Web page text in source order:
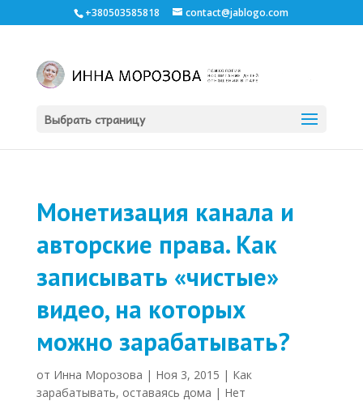
+380503585818 contact@jablogo.com
Выбрать страницу
Монетизация канала и
авторские права. Как
записывать «чистые»
видео, на которых
можно зарабатывать?
от Инна Морозова | Ноя 3, 2015 | Как
зарабатывать, оставаясь дома | Нет